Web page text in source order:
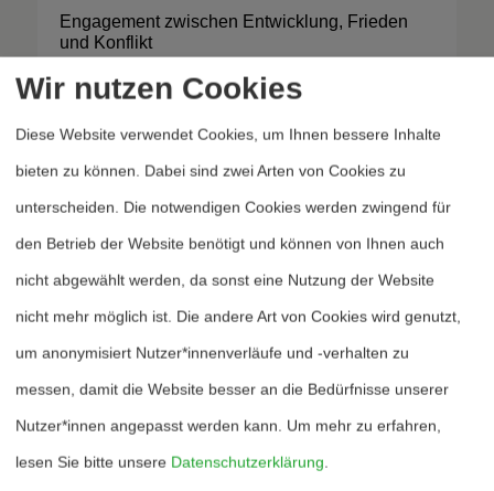
Engagement zwischen Entwicklung, Frieden
und Konflikt
Verflochtene Machtstrukturen
Ökologie, Klima- und Energiepolitik in China
FLORIAN THÜNKEN
Symbol und Modell
Chongqing
Wir nutzen Cookies
Diese Website verwendet Cookies, um Ihnen bessere Inhalte
bieten zu können. Dabei sind zwei Arten von Cookies zu
unterscheiden. Die notwendigen Cookies werden zwingend für
den Betrieb der Website benötigt und können von Ihnen auch
nicht abgewählt werden, da sonst eine Nutzung der Website
nicht mehr möglich ist. Die andere Art von Cookies wird genutzt,
um anonymisiert Nutzer*innenverläufe und -verhalten zu
messen, damit die Website besser an die Bedürfnisse unserer
Nutzer*innen angepasst werden kann. Um mehr zu erfahren,
lesen Sie bitte unsere Datenschutzerklärung.